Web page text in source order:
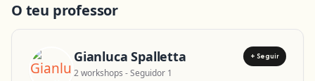
O teu professor
Gianluca Spalletta + Seguir
2 workshops - Seguidor 1